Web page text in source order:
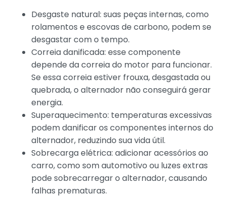
Desgaste natural: suas peças internas, como
rolamentos e escovas de carbono, podem se
desgastar com o tempo.
Correia danificada: esse componente
depende da correia do motor para funcionar.
Se essa correia estiver frouxa, desgastada ou
quebrada, o alternador não conseguirá gerar
energia.
Superaquecimento: temperaturas excessivas
podem danificar os componentes internos do
alternador, reduzindo sua vida útil.
Sobrecarga elétrica: adicionar acessórios ao
carro, como som automotivo ou luzes extras
pode sobrecarregar o alternador, causando
falhas prematuras.